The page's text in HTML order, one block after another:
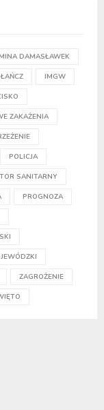
DAMASŁAWEK
IMGW
ZAKAŻENIA
POLICJA
SANITARNY
PROGNOZA
ZAGROŻENIE